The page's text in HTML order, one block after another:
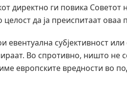
директно ги повика
целост да ја преиспитаат оваа
евентуална субјективност
Во спротивно, ништо не
европските вредности во